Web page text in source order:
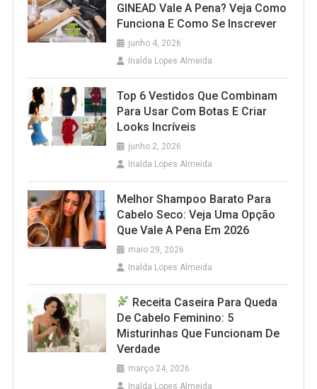
GINEAD Vale A Pena? Veja Como
Funciona E Como Se Inscrever
junho 4, 2026
Inalda Lopes Almeida
Top 6 Vestidos Que Combinam
Para Usar Com Botas E Criar
Looks Incríveis
junho 2, 2026
Inalda Lopes Almeida
Melhor Shampoo Barato Para
Cabelo Seco: Veja Uma Opção
Que Vale A Pena Em 2026
maio 29, 2026
Inalda Lopes Almeida
Receita Caseira Para Queda
De Cabelo Feminino: 5
Misturinhas Que Funcionam De
Verdade
março 24, 2026
Inalda Lopes Almeida